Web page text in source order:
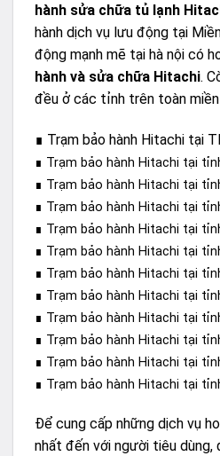
hành sửa chữa tủ lạnh
hành dịch vụ lưu động tại
động mạnh mẽ tại hà nội có
hành và sửa chữa Hitachi.
đều ở các tỉnh trên toàn
∎ Trạm bảo hành Hitachi tại
∎ Trạm bảo hành Hitachi tại
∎ Trạm bảo hành Hitachi tại
∎ Trạm bảo hành Hitachi tại
∎ Trạm bảo hành Hitachi tại
∎ Trạm bảo hành Hitachi tại
∎ Trạm bảo hành Hitachi tại
∎ Trạm bảo hành Hitachi tại
∎ Trạm bảo hành Hitachi tại
∎ Trạm bảo hành Hitachi tại
∎ Trạm bảo hành Hitachi tại
∎ Trạm bảo hành Hitachi tại
Để cung cấp những dịch vụ
nhất đến với người tiêu